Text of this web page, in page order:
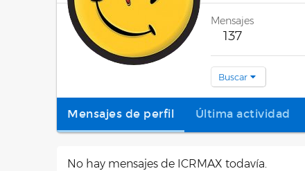
Mensajes
137
Buscar
Mensajes de perfil Última actividad
No hay mensajes de ICRMAX todavía.